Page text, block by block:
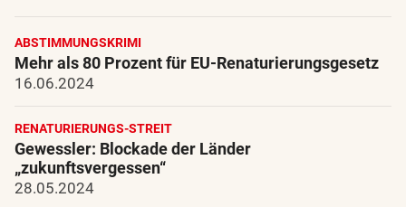
ABSTIMMUNGSKRIMI
Mehr als 80 Prozent für EU-Renaturierungsgesetz
16.06.2024
RENATURIERUNGS-STREIT
Gewessler: Blockade der Länder
„zukunftsvergessen“
28.05.2024